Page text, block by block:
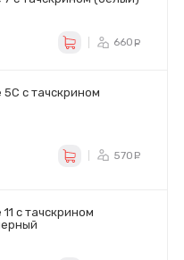
660
с тачскрином
570
с тачскрином